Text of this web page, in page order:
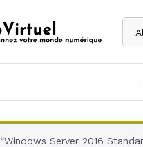
“Windows Server 2016